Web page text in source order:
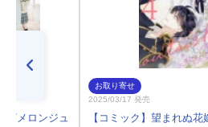
メロンジュ
お取り寄せ
2025/03/17 発売
【コミック】望まれぬ花